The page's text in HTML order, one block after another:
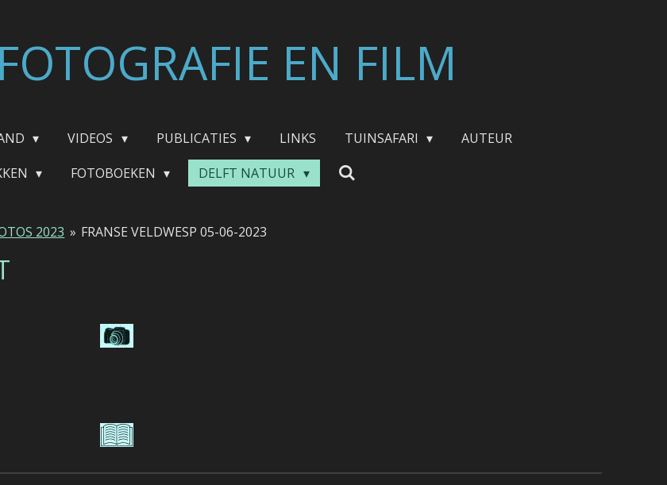
EN FILM
VIDEOS PUBLICATIES LINKS TUINSAFARI
AUTEUR
FOTOBOEKEN DELFT NATUUR
2023 » FRANSE VELDWESP 05-06-2023